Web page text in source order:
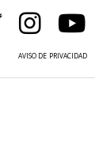
AVISO DE PRIVACIDAD